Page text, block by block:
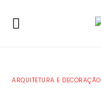
ARQUITETURA E DECORAÇÃO